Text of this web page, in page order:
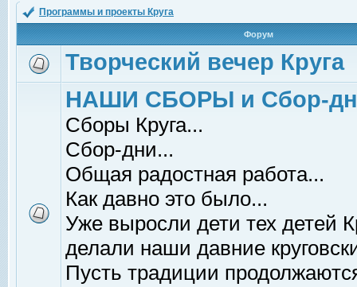
Программы и проекты Круга
Форум
Творческий вечер Круга
НАШИ СБОРЫ и Сбор-
Сборы Круга...
Сбор-дни...
Общая радостная работа...
Как давно это было...
Уже выросли дети тех детей
делали наши давние
Пусть традиции